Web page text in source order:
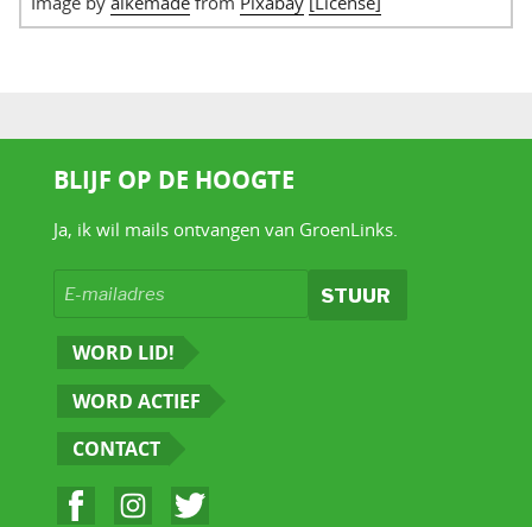
BLIJF OP DE HOOGTE
Ja, ik wil mails ontvangen van GroenLinks.
WORD LID!
WORD ACTIEF
CONTACT